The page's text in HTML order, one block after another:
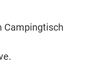
Campingtisch